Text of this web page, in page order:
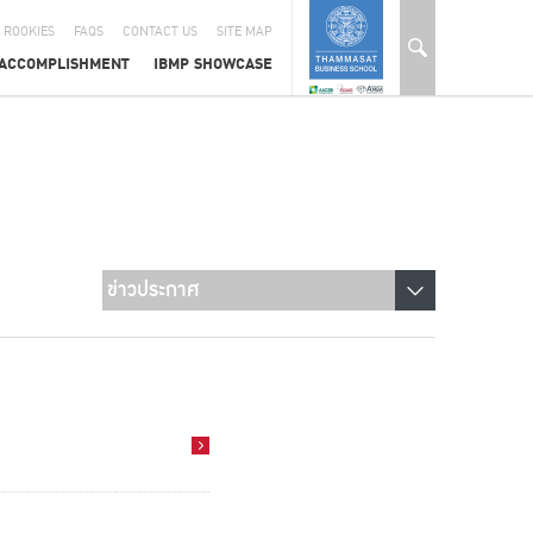
FAQS CONTACT US SITE MAP
IBMP SHOWCASE